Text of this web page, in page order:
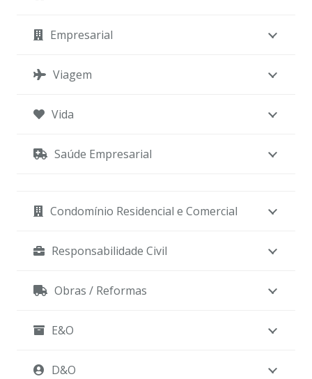
Empresarial
Viagem
Vida
Saúde Empresarial
Condomínio Residencial e Comercial
Responsabilidade Civil
Obras / Reformas
E&O
D&O